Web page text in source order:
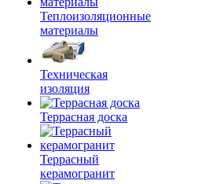
Теплоизоляционные
материалы
Техническая
изоляция
Террасная доска
Террасный
керамогранит